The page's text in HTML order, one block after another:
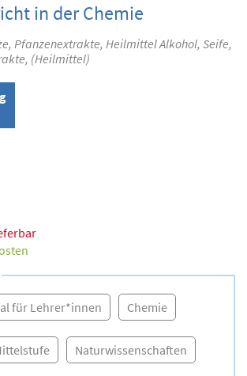
in der Chemie
Pfanzenextrakte, Heilmittel Alkohol, Seife,
(Heilmittel)
für Lehrer*innen Chemie
Naturwissenschaften